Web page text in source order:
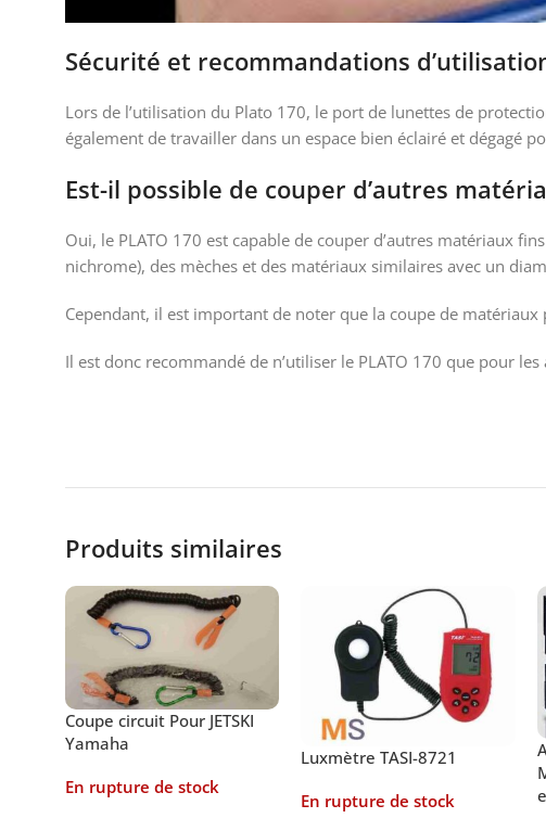
Sécurité et recommandations
Lors de l’utilisation du Plato 170, le port de lunettes de
également de travailler dans un espace bien éclairé et dégagé
Est-il possible de couper d’autres
Oui, le PLATO 170 est capable de couper d’autres matériaux
nichrome), des mèches et des matériaux similaires avec un
Cependant, il est important de noter que la coupe de
Il est donc recommandé de n’utiliser le PLATO 170 que pour
Produits similaires
Coupe circuit Pour JETSKI
Yamaha
En rupture de stock
Luxmètre TASI-8721
En rupture de stock